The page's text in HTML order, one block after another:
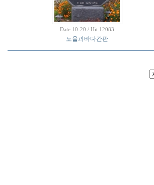
Date.10-20 / Hit.12083
노을과바다간판